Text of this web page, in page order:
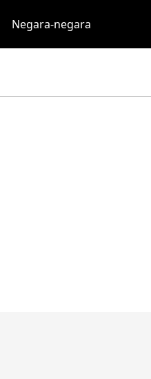
Negara-negara